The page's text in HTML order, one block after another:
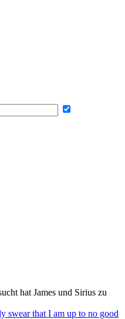
hat James und Sirius zu
swear that I am up to no good